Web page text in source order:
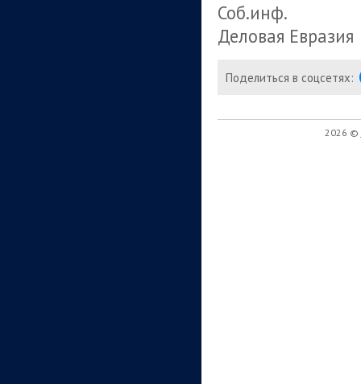
Соб.инф.
Деловая Евразия
Поделиться в соцсетях:
2026 ©